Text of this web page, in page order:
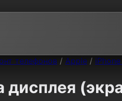
телефонов / Apple /
дисплея